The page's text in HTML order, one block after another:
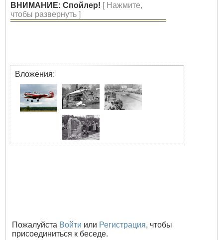
ВНИМАНИЕ: Спойлер! [ Нажмите,
чтобы развернуть ]
Вложения:
Пожалуйста Войти или Регистрация, чтобы
присоединиться к беседе.